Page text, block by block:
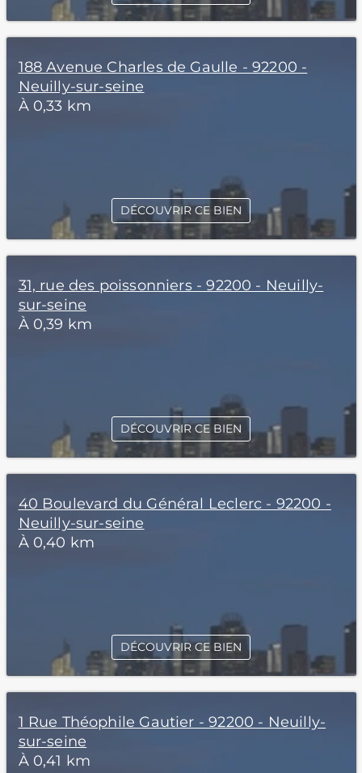
188 Avenue Charles de Gaulle - 92200 -
Neuilly-sur-seine
À 0,33 km
DÉCOUVRIR CE BIEN
31, rue des poissonniers - 92200 - Neuilly-
sur-seine
À 0,39 km
DÉCOUVRIR CE BIEN
40 Boulevard du Général Leclerc - 92200 -
Neuilly-sur-seine
À 0,40 km
DÉCOUVRIR CE BIEN
1 Rue Théophile Gautier - 92200 - Neuilly-
sur-seine
À 0,41 km